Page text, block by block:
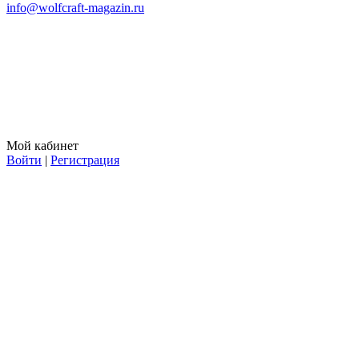
info@wolfcraft-magazin.ru
Мой кабинет
Войти | Регистрация